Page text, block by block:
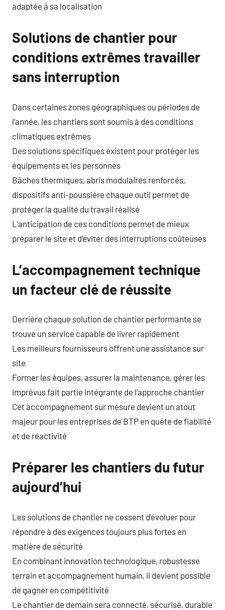
adaptée à sa localisation
Solutions de chantier pour
conditions extrêmes travailler
sans interruption
Dans certaines zones géographiques ou périodes de
l’année, les chantiers sont soumis à des conditions
climatiques extrêmes
Des solutions spécifiques existent pour protéger les
équipements et les personnes
Bâches thermiques, abris modulaires renforcés,
dispositifs anti-poussière chaque outil permet de
protéger la qualité du travail réalisé
L’anticipation de ces conditions permet de mieux
préparer le site et d’éviter des interruptions coûteuses
L’accompagnement technique
un facteur clé de réussite
Derrière chaque solution de chantier performante se
trouve un service capable de livrer rapidement
Les meilleurs fournisseurs offrent une assistance sur
site
Former les équipes, assurer la maintenance, gérer les
imprévus fait partie intégrante de l’approche chantier
Cet accompagnement sur mesure devient un atout
majeur pour les entreprises de BTP en quête de fiabilité
et de réactivité
Préparer les chantiers du futur
aujourd’hui
Les solutions de chantier ne cessent d’évoluer pour
répondre à des exigences toujours plus fortes en
matière de sécurité
En combinant innovation technologique, robustesse
terrain et accompagnement humain, il devient possible
de gagner en compétitivité
Le chantier de demain sera connecté, sécurisé, durable